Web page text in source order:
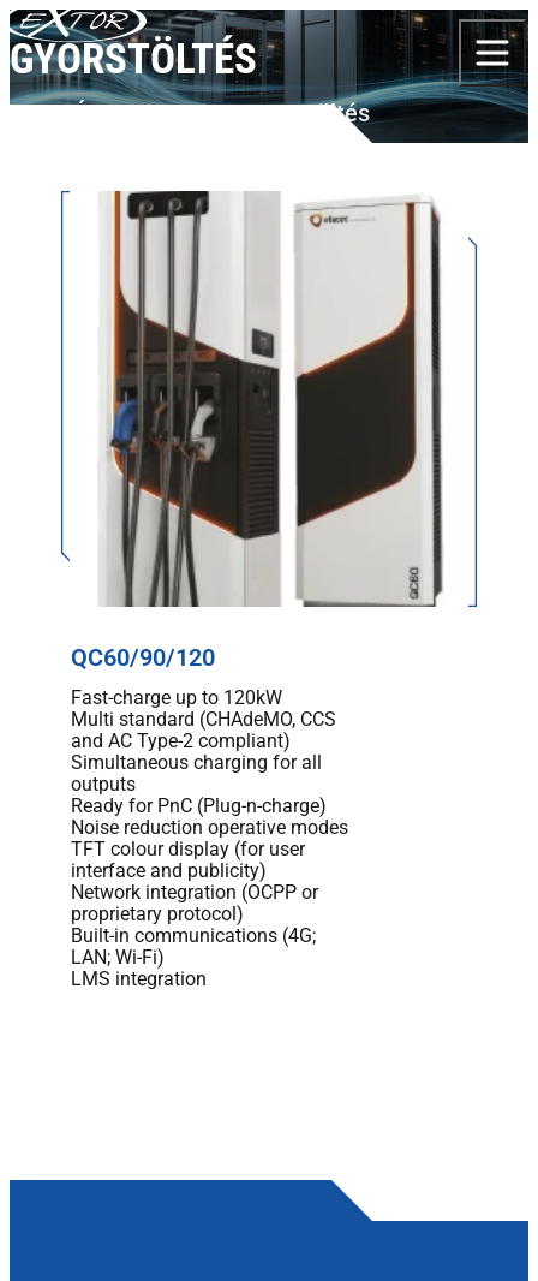
Skip to content
GYORSTÖLTÉS
TERMÉKEK EFACEC Gyorstöltés
QC60/90/120
Fast-charge up to 120kW
Multi standard (CHAdeMO, CCS
and AC Type-2 compliant)
Simultaneous charging for all
outputs
Ready for PnC (Plug-n-charge)
Noise reduction operative modes
TFT colour display (for user
interface and publicity)
Network integration (OCPP or
proprietary protocol)
Built-in communications (4G;
LAN; Wi-Fi)
LMS integration